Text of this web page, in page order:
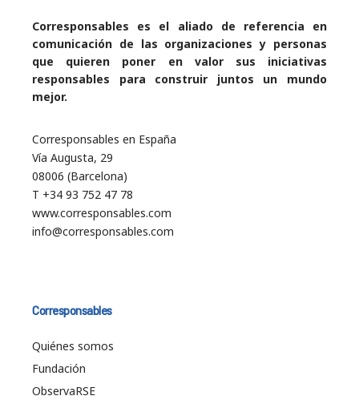
Corresponsables es el aliado de referencia en
comunicación de las organizaciones y personas
que quieren poner en valor sus iniciativas
responsables para construir juntos un mundo
mejor.
Corresponsables en España
Vía Augusta, 29
08006 (Barcelona)
T +34 93 752 47 78
www.corresponsables.com
info@corresponsables.com
Corresponsables
Quiénes somos
Fundación
ObservaRSE